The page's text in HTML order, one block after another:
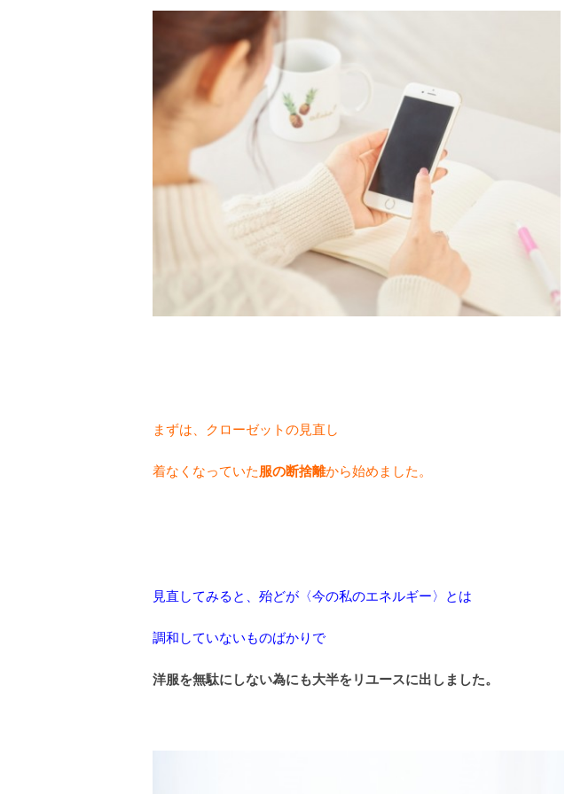
まずは、クローゼットの見直し
着なくなっていた服の断捨離から始めました。
見直してみると、殆どが〈今の私のエネルギー〉とは
調和していないものばかりで
洋服を無駄にしない為にも大半をリユースに出しました。